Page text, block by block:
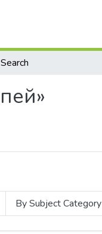
Search
By Subject Category